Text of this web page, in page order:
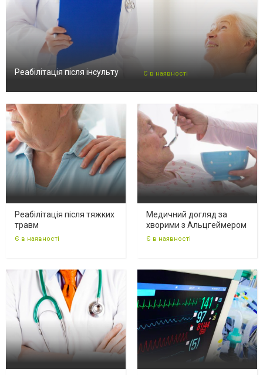
Реабілітація після інсульту Є в наявності
Реабілітація після тяжких
травм
Є в наявності
Медичний догляд за
хворими з Альцгеймером
Є в наявності